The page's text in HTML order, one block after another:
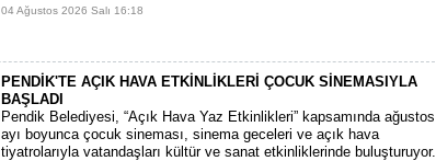
04 Ağustos 2026 Salı 16:18
PENDİK'TE AÇIK HAVA ETKİNLİKLERİ ÇOCUK SİNEMASIYLA
BAŞLADI
Pendik Belediyesi, “Açık Hava Yaz Etkinlikleri” kapsamında ağustos
ayı boyunca çocuk sineması, sinema geceleri ve açık hava
tiyatrolarıyla vatandaşları kültür ve sanat etkinliklerinde buluşturuyor.